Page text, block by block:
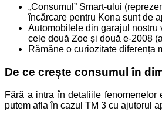
„Consumul” Smart-ului
încărcare pentru Kona sunt de
Automobilele din garajul nostru
cele două Zoe și două e-2008
Rămâne o curiozitate diferența
De ce crește consumul în
Fără a intra în detaliile fenomenelor
putem afla în cazul TM 3 cu ajutorul